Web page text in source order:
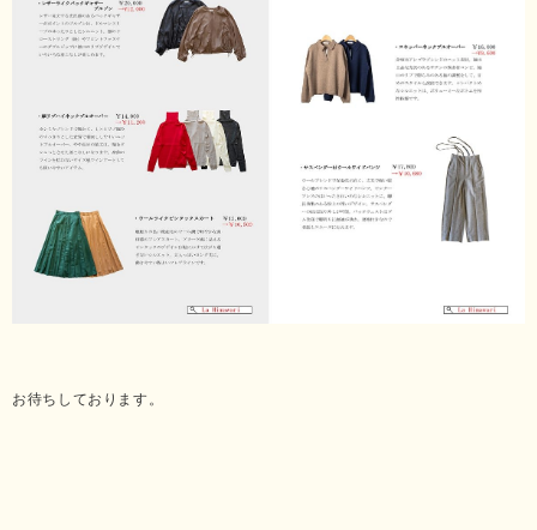
お待ちしております。